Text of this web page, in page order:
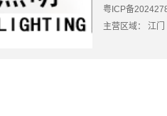
粤ICP备
主营区域： 江门